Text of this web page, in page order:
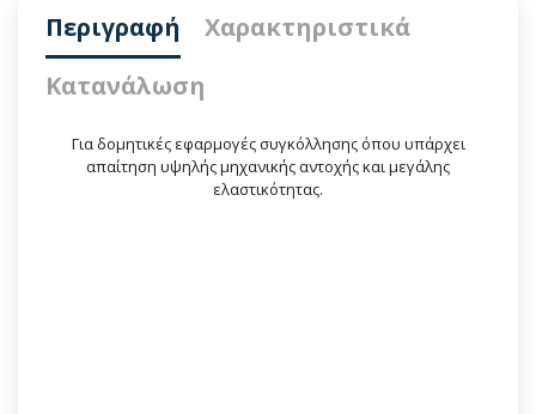
Περιγραφή
Χαρακτηριστικά
Κατανάλωση
Για δομητικές εφαρμογές συγκόλλησης όπου υπάρχει
απαίτηση υψηλής μηχανικής αντοχής και μεγάλης
ελαστικότητας.